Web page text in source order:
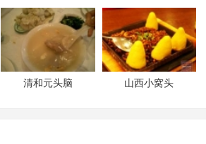
清和元头脑 山西小窝头